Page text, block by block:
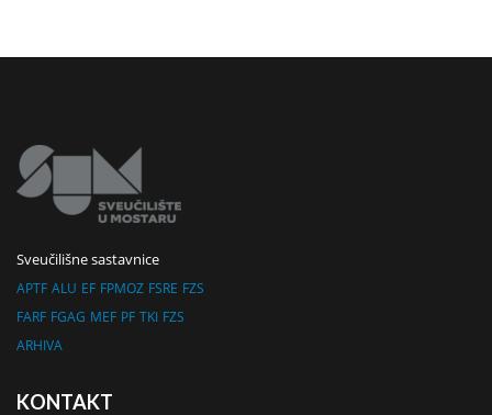
Sveučilišne sastavnice
APTF ALU EF FPMOZ FSRE FZS
FARF FGAG MEF PF TKI FZS
ARHIVA
KONTAKT